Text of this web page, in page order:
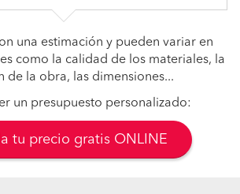
una estimación y pueden variar en
como la calidad de los materiales, la
de la obra, las dimensiones...
un presupuesto personalizado:
tu precio gratis ONLINE